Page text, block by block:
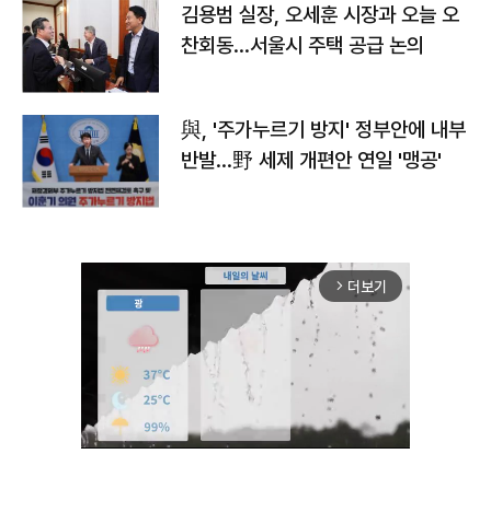
김용범 실장, 오세훈 시장과 오늘 오
찬회동...서울시 주택 공급 논의
與, '주가누르기 방지' 정부안에 내부
반발…野 세제 개편안 연일 '맹공'
arrow_forward_ios 더보기